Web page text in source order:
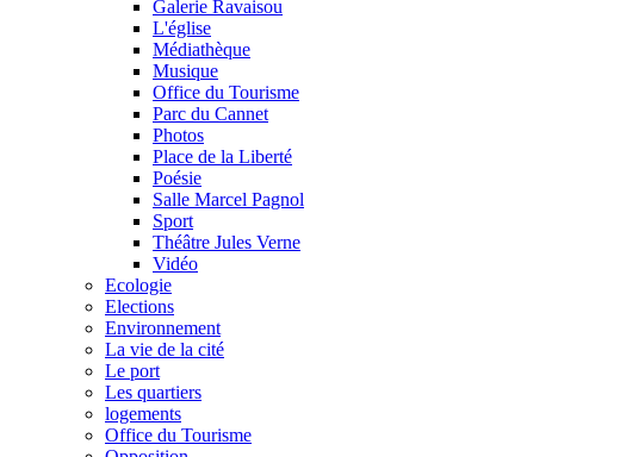
Galerie Ravaisou
L'église
Médiathèque
Musique
Office du Tourisme
Parc du Cannet
Photos
Place de la Liberté
Poésie
Salle Marcel Pagnol
Sport
Théâtre Jules Verne
Vidéo
Ecologie
Elections
Environnement
La vie de la cité
Le port
Les quartiers
logements
Office du Tourisme